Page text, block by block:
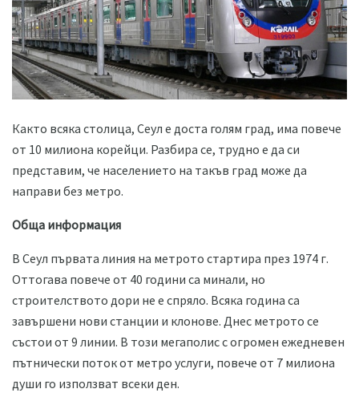
Както всяка столица, Сеул е доста голям град, има повече
от 10 милиона корейци. Разбира се, трудно е да си
представим, че населението на такъв град може да
направи без метро.
Обща информация
В Сеул първата линия на метрото стартира през 1974 г.
Оттогава повече от 40 години са минали, но
строителството дори не е спряло. Всяка година са
завършени нови станции и клонове. Днес метрото се
състои от 9 линии. В този мегаполис с огромен ежедневен
пътнически поток от метро услуги, повече от 7 милиона
души го използват всеки ден.